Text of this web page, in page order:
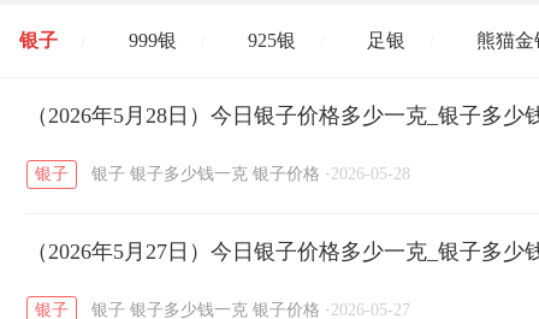
银子 999银 925银 足银 熊猫金
开国纪念币 大清银币 / 长城币 / 老
菜百 周生生 周大生
六福 / 金至尊 潮宏基 / 亚一金店 /
（2026年5月28日）今日银子价格多少一克_银子多少
银子 银子 银子多少钱一克 银子价格 · 2026-05-28
（2026年5月27日）今日银子价格多少一克_银子多少
银子 银子 银子多少钱一克 银子价格 · 2026-05-27